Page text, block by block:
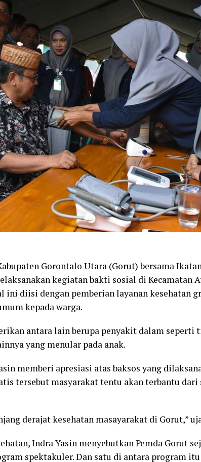
Gorontalo Utara (Gorut) bersama
kegiatan bakti sosial di Kecamatan
ini diisi dengan pemberian layanan kesehatan
kepada warga.
antara lain berupa penyakit dalam seperti
yang menular pada anak.
memberi apresiasi atas baksos yang
tersebut masyarakat tentu akan terbantu dari
derajat kesehatan masayarakat di Gorut,”
Indra Yasin menyebutkan Pemda Gorut
spektakuler. Dan satu di antara program